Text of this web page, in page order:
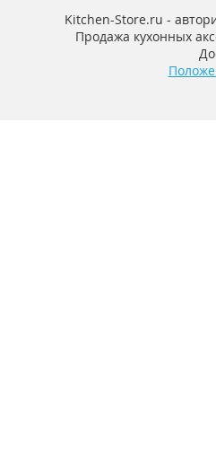
Kitchen-Store.ru -
Продажа кухонных